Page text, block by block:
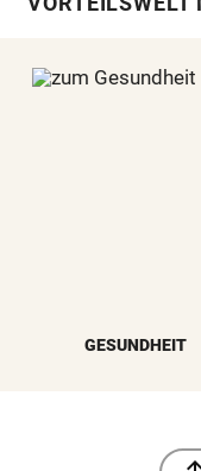
GESUNDHEIT